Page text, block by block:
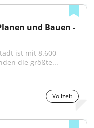
und Bauen -
ist mit 8.600
die größte...
Vollzeit